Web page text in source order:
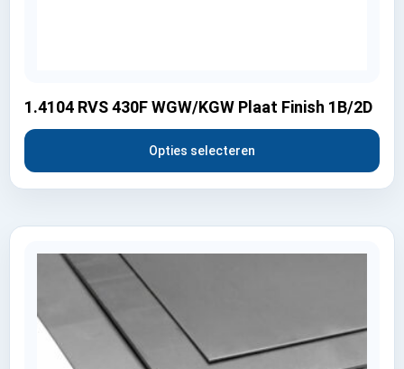
1.4104 RVS 430F WGW/KGW Plaat Finish 1B/2D
Opties selecteren